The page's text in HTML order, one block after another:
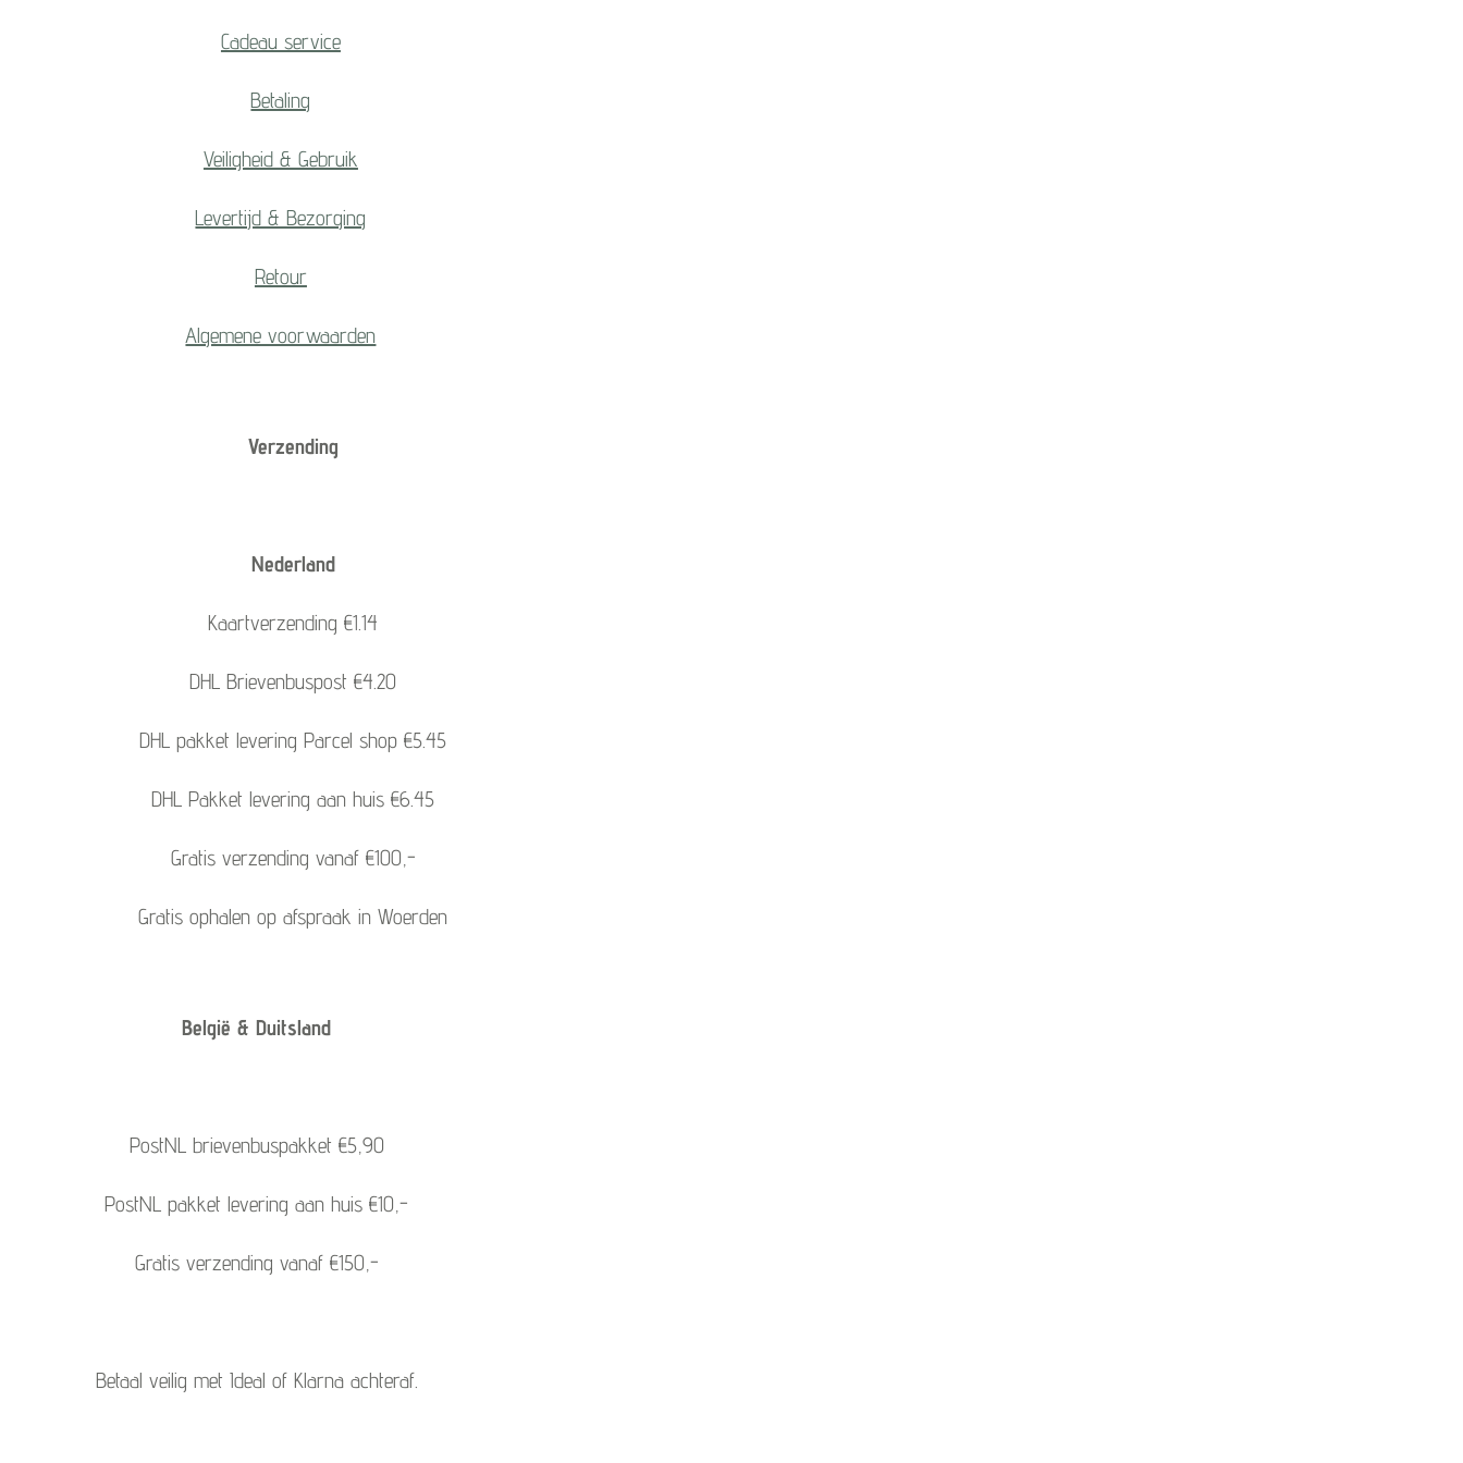
Cadeau service
Betaling
Veiligheid & Gebruik
Levertijd & Bezorging
Retour
Algemene voorwaarden
Verzending
Nederland
Kaartverzending €1.14
DHL Brievenbuspost €4.20
DHL pakket levering Parcel shop €5.45
DHL Pakket levering aan huis €6.45
Gratis verzending vanaf €100,-
Gratis ophalen op afspraak in Woerden
België & Duitsland
PostNL brievenbuspakket €5,90
PostNL pakket levering aan huis €10,-
Gratis verzending vanaf €150,-
Betaal veilig met Ideal of Klarna achteraf.